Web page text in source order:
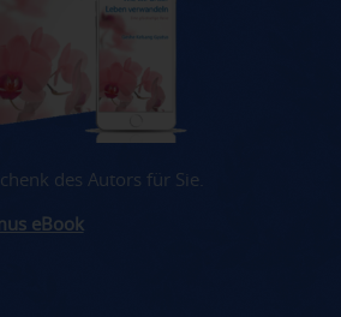
des Autors für Sie.
eBook